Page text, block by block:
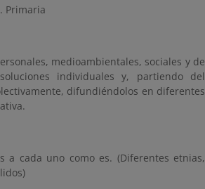
Primaria
medioambientales, sociales y de
individuales y, partiendo del
difundiéndolos en diferentes
a cada uno como es. (Diferentes etnias,